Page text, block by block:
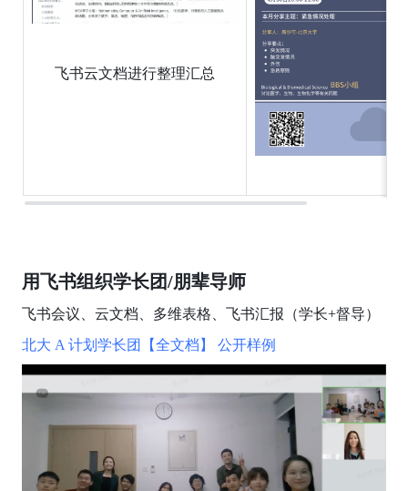
飞书云文档进行整理汇总
用飞书组织学长团/朋辈导师
飞书会议、云文档、多维表格、飞书汇报（学长+督导）
北大 A 计划学长团【全文档】 公开样例